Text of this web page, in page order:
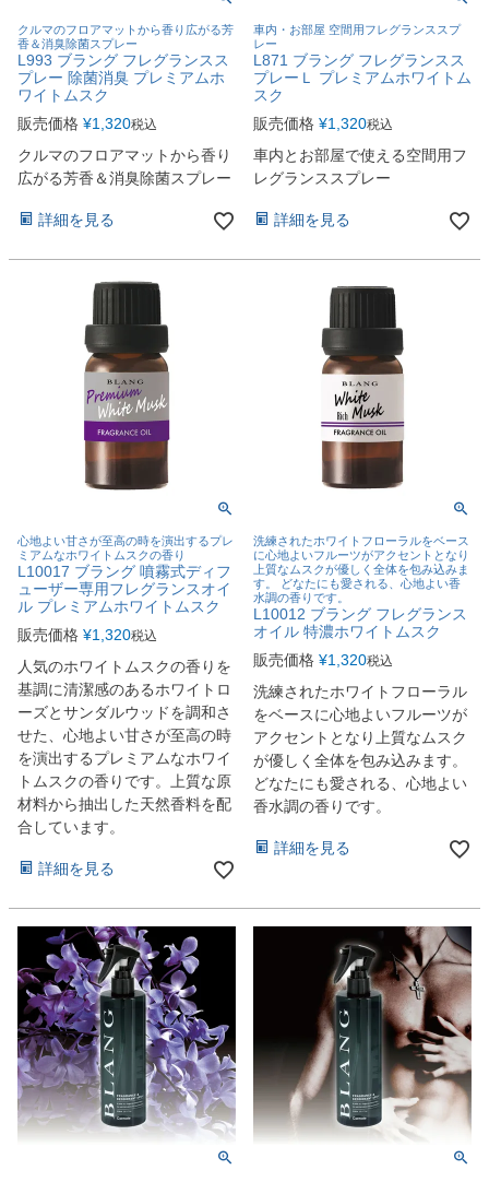
クルマのフロアマットから香り広がる芳
香＆消臭除菌スプレー
L993 ブラング フレグランスス
プレー 除菌消臭 プレミアムホ
ワイトムスク
販売価格 ¥1,320税込
クルマのフロアマットから香り
広がる芳香＆消臭除菌スプレー
詳細を見る
車内・お部屋 空間用フレグランススプ
レー
L871 ブラング フレグランスス
プレーＬ プレミアムホワイトム
スク
販売価格 ¥1,320税込
車内とお部屋で使える空間用フ
レグランススプレー
詳細を見る
心地よい甘さが至高の時を演出するプレ
ミアムなホワイトムスクの香り
L10017 ブラング 噴霧式ディフ
ューザー専用フレグランスオイ
ル プレミアムホワイトムスク
販売価格 ¥1,320税込
人気のホワイトムスクの香りを
基調に清潔感のあるホワイトロ
ーズとサンダルウッドを調和さ
せた、心地よい甘さが至高の時
を演出するプレミアムなホワイ
トムスクの香りです。上質な原
材料から抽出した天然香料を配
合しています。
詳細を見る
洗練されたホワイトフローラルをベース
に心地よいフルーツがアクセントとなり
上質なムスクが優しく全体を包み込みま
す。 どなたにも愛される、心地よい香
水調の香りです。
L10012 ブラング フレグランス
オイル 特濃ホワイトムスク
販売価格 ¥1,320税込
洗練されたホワイトフローラル
をベースに心地よいフルーツが
アクセントとなり上質なムスク
が優しく全体を包み込みます。
どなたにも愛される、心地よい
香水調の香りです。
詳細を見る